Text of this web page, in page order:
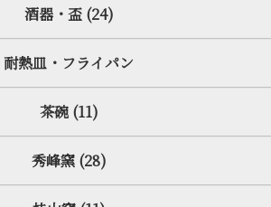
酒器・盃 (24)
耐熱皿・フライパン
茶碗 (11)
秀峰窯 (28)